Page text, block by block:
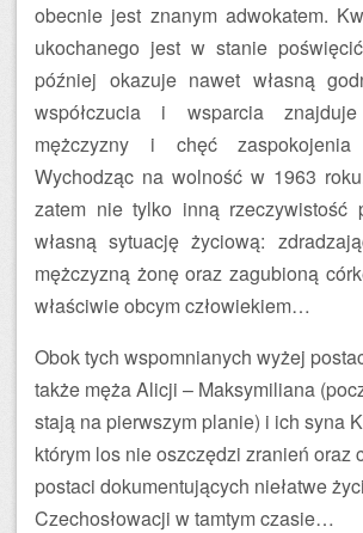
obecnie jest znanym adwokatem.
ukochanego jest w stanie
później okazuje nawet własną
współczucia i wsparcia
mężczyzny i chęć
Wychodząc na wolność w 1963
zatem nie tylko inną rzeczywistość
własną sytuację życiową:
mężczyzną żonę oraz zagubioną
właściwie obcym człowiekiem…
Obok tych wspomnianych wyżej
także męża Alicji – Maksymiliana
stają na pierwszym planie) i ich syna
którym los nie oszczędzi zranień oraz
postaci dokumentujących niełatwe
Czechosłowacji w tamtym czasie…